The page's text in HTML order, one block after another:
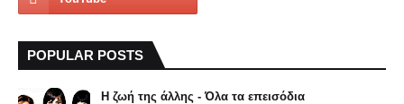
POPULAR POSTS
Η ζωή της άλλης - Όλα τα επεισόδια